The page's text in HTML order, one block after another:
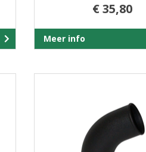
€ 35,80
Meer info